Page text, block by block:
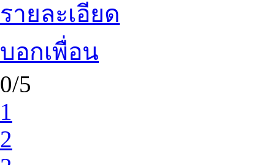
รายละเอียด
บอกเพื่อน
0/5
1
2